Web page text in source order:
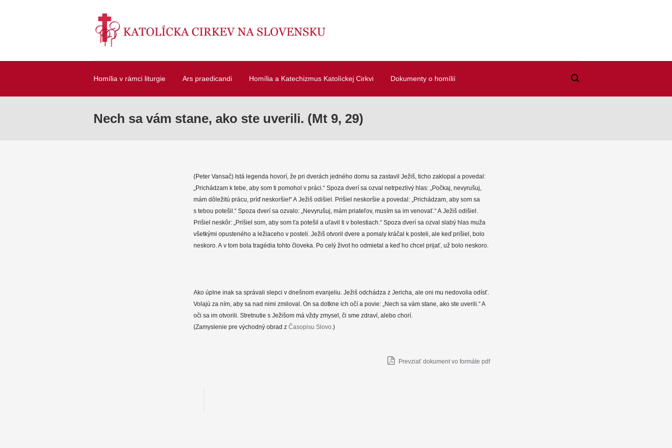
Homília v rámci liturgie Ars praedicandi Homília a Katechizmus Katolíckej Cirkvi Dokumenty o homílií
Nech sa vám stane, ako ste uverili. (Mt 9, 29)
(Peter Vansač) Istá legenda hovorí, že pri dverách jedného domu sa zastavil Ježiš, ticho zaklopal a povedal:
„Prichádzam k tebe, aby som ti pomohol v práci.“ Spoza dverí sa ozval netrpezlivý hlas: „Počkaj, nevyrušuj,
mám dôležitú prácu, príď neskoršie!“ A Ježiš odišiel. Prišiel neskoršie a povedal: „Prichádzam, aby som sa
s tebou potešil.“ Spoza dverí sa ozvalo: „Nevyrušuj, mám priateľov, musím sa im venovať.“ A Ježiš odišiel.
Prišiel neskôr: „Prišiel som, aby som ťa potešil a uľavil ti v bolestiach.“ Spoza dverí sa ozval slabý hlas muža
všetkými opusteného a ležiaceho v posteli. Ježiš otvoril dvere a pomaly kráčal k posteli, ale keď prišiel, bolo
neskoro. A v tom bola tragédia tohto človeka. Po celý život ho odmietal a keď ho chcel prijať, už bolo neskoro.
Ako úplne inak sa správali slepci v dnešnom evanjeliu. Ježiš odchádza z Jericha, ale oni mu nedovolia odísť.
Volajú za ním, aby sa nad nimi zmiloval. On sa dotkne ich očí a povie: „Nech sa vám stane, ako ste uverili.“ A
oči sa im otvorili. Stretnutie s Ježišom má vždy zmysel, či sme zdraví, alebo chorí.
(Zamyslenie pre východný obrad z Časopisu Slovo.)
Prevziať dokument vo formáte pdf